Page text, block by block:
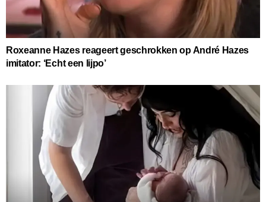
Roxeanne Hazes reageert geschrokken op André Hazes
imitator: ‘Echt een lijpo’